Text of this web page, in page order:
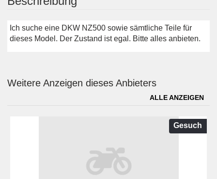
Ich suche eine DKW NZ500 sowie sämtliche Teile für
dieses Model. Der Zustand ist egal. Bitte alles anbieten.
Weitere Anzeigen dieses Anbieters
ALLE ANZEIGEN
Gesuch